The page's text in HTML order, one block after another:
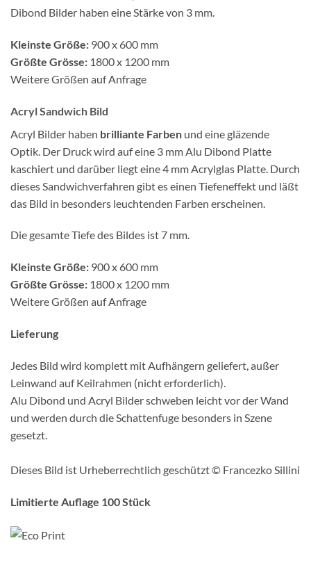
Dibond Bilder haben eine Stärke von 3 mm.
Kleinste Größe: 900 x 600 mm
Größte Grösse: 1800 x 1200 mm
Weitere Größen auf Anfrage
Acryl Sandwich Bild
Acryl Bilder haben brilliante Farben und eine gläzende
Optik. Der Druck wird auf eine 3 mm Alu Dibond Platte
kaschiert und darüber liegt eine 4 mm Acrylglas Platte. Durch
dieses Sandwichverfahren gibt es einen Tiefeneffekt und läßt
das Bild in besonders leuchtenden Farben erscheinen.
Die gesamte Tiefe des Bildes ist 7 mm.
Kleinste Größe: 900 x 600 mm
Größte Grösse: 1800 x 1200 mm
Weitere Größen auf Anfrage
Lieferung
Jedes Bild wird komplett mit Aufhängern geliefert, außer
Leinwand auf Keilrahmen (nicht erforderlich).
Alu Dibond und Acryl Bilder schweben leicht vor der Wand
und werden durch die Schattenfuge besonders in Szene
gesetzt.
Dieses Bild ist Urheberrechtlich geschützt © Francezko Sillini
Limitierte Auflage 100 Stück